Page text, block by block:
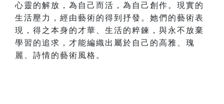
心靈的解放，為自己而活，為自己創作。現實的
生活壓力，經由藝術的得到抒發。她們的藝術表
現，得之本身的才華、生活的粹鍊，與永不放棄
學習的追求，才能編織出屬於自己的高雅、瑰
麗、詩情的藝術風格。